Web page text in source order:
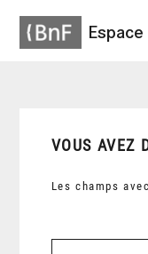
VOUS AVEZ
Les champs